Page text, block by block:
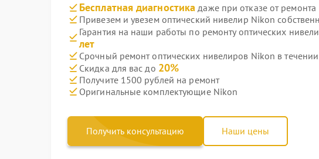
Бесплатная диагностика даже при отказе от ремонта
Привезем и увезем оптический нивелир Nikon
Гарантия на наши работы по ремонту оптических
лет
Срочный ремонт оптических нивелиров Nikon в течении
Скидка для вас до 20%
Получите 1500 рублей на ремонт
Оригинальные комплектующие Nikon
Получить консультацию Наши цены